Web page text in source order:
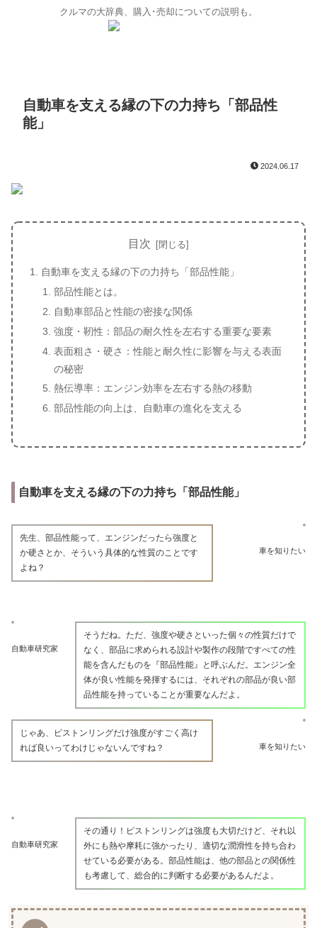
クルマの大辞典、購入･売却についての説明も。
自動車を支える縁の下の力持ち「部品性
能」
2024.06.17
目次
自動車を支える縁の下の力持ち「部品性能」
部品性能とは。
自動車部品と性能の密接な関係
強度・靭性：部品の耐久性を左右する重要な要素
表面粗さ・硬さ：性能と耐久性に影響を与える表面
の秘密
熱伝導率：エンジン効率を左右する熱の移動
部品性能の向上は、自動車の進化を支える
自動車を支える縁の下の力持ち「部品性能」
車を知りたい
先生、部品性能って、エンジンだったら強度と
か硬さとか、そういう具体的な性質のことです
よね？
自動車研究家
そうだね。ただ、強度や硬さといった個々の性質だけで
なく、部品に求められる設計や製作の段階ですべての性
能を含んだものを『部品性能』と呼ぶんだ。エンジン全
体が良い性能を発揮するには、それぞれの部品が良い部
品性能を持っていることが重要なんだよ。
車を知りたい
じゃあ、ピストンリングだけ強度がすごく高け
れば良いってわけじゃないんですね？
自動車研究家
その通り！ピストンリングは強度も大切だけど、それ以
外にも熱や摩耗に強かったり、適切な潤滑性を持ち合わ
せている必要がある。部品性能は、他の部品との関係性
も考慮して、総合的に判断する必要があるんだよ。